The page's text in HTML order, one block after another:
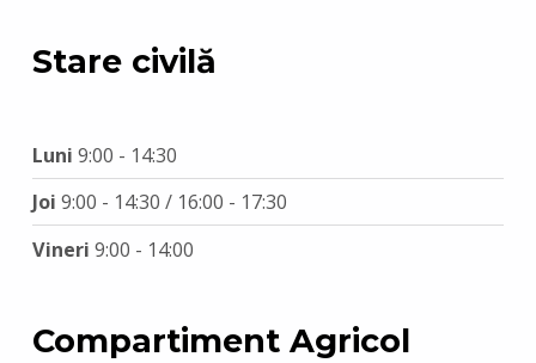
Stare civilă
Luni 9:00 - 14:30
Joi 9:00 - 14:30 / 16:00 - 17:30
Vineri 9:00 - 14:00
Compartiment Agricol